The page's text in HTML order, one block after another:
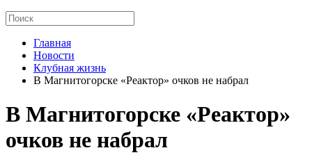
Главная
Новости
Клубная жизнь
В Магнитогорске «Реактор» очков не набрал
В Магнитогорске «Реактор»
очков не набрал